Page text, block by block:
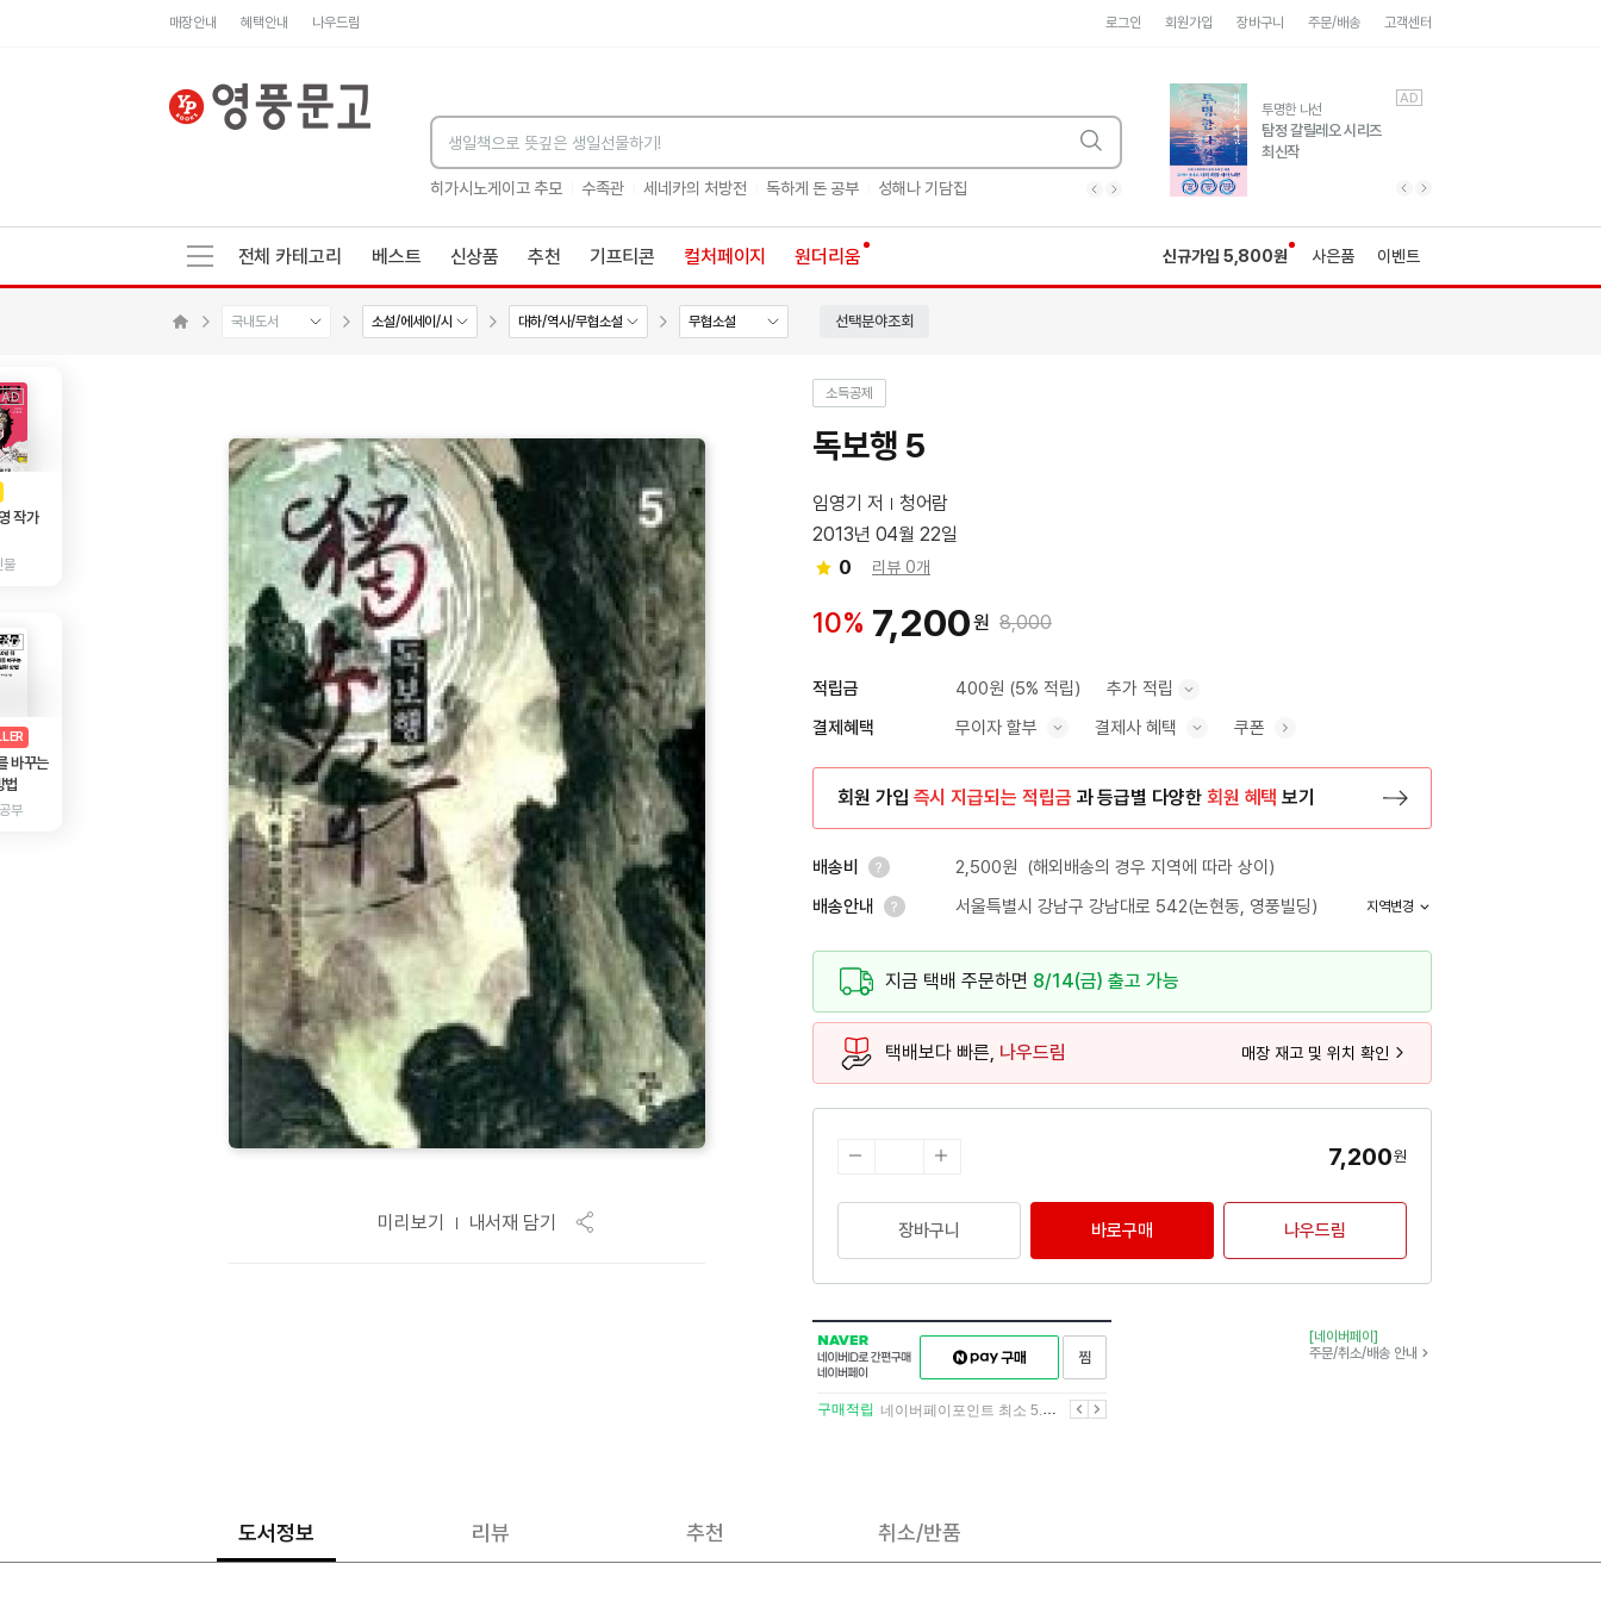
매장안내 혜택안내 나우드림 로그인 회원가입 장바구니 주문/배송 고객센터
히가시노게이고 추모 수족관 세네카의 처방전 독하게 돈 공부 성해나 기담집 히가시노게이고 추모 수족관 독하게 돈 공부
유럽 도시 기행3
풍성한 서사와 인문학적
통찰!
AD
투명한 나선
탐정 갈릴레오 시리즈
최신작
AD
전체 카테고리 베스트 신상품 추천 기프티콘 컬처페이지 원더리움 신규가입 5,800원 사은품 이벤트
국내도서 소설/에세이/시 대하/역사/무협소설 무협소설 선택분야조회
AD
작가
물
AD
바꾸는
법
부
미리보기 내서재 담기
소득공제
독보행 5
임영기 저
청어람
2013년 04월 22일
0
리뷰 0개
10% 7,200원 8,000
적립금 400원 (5% 적립) 추가 적립
결제혜택 무이자 할부 결제사 혜택 쿠폰
회원 가입 즉시 지급되는 적립금 과 등급별 다양한 회원 혜택 보기
배송비 2,500원 (해외배송의 경우 지역에 따라 상이)
배송안내
서울특별시 강남구 강남대로 542(논현동, 영풍빌딩) 지역변경
지금 택배 주문하면 8/14(금) 출고 가능
택배보다 빠른, 나우드림 매장 재고 및 위치 확인
7,200원
장바구니 바로구매 나우드림
NAVER
네이버
ID로
간편구매
네이버페이
구매하기
이전
구매적립 네이버페이포인트 최소 5.5% 적립 다음
[네이버페이]
주문/취소/배송 안내
도서정보 리뷰 추천 취소/반품